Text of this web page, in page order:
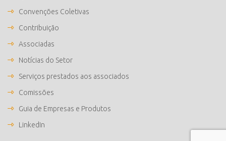
Convenções Coletivas
Contribuição
Associadas
Notícias do Setor
Serviços prestados aos associados
Comissões
Guia de Empresas e Produtos
LinkedIn